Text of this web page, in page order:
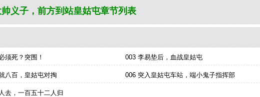
义子，前方到站皇姑屯章节列表
须死？突围！ 003 李易垫后，血战皇姑屯
八百，皇姑屯对掏 006 突入皇姑屯车站，端小鬼子指挥部
去，一百五十二人归